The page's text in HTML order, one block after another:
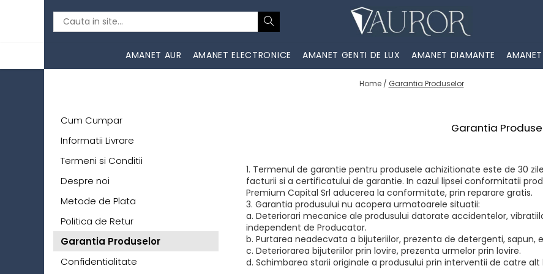
AMANET AUR AMANET ELECTRONICE AMANET GENTI DE LUX AMANET DIAMANTE
Home / Garantia Produselor
Garantia
1. Termenul de garantie pentru produsele achizitionate este de 30
facturii si a certificatului de garantie. In cazul lipsei conformitatii
Premium Capital Srl aducerea la conformitate, prin reparare gratis.
3. Garantia produsului nu acopera urmatoarele situatii:
a. Deteriorari mecanice ale produsului datorate accidentelor,
independent de Producator.
b. Purtarea neadecvata a bijuteriilor, prezenta de detergenti, sapun,
c. Deteriorarea bijuteriilor prin lovire, prezenta urmelor prin lovire.
d. Schimbarea starii originale a produsului prin interventii de catre
Cum Cumpar
Informatii Livrare
Termeni si Conditii
Despre noi
Metode de Plata
Politica de Retur
Garantia Produselor
Confidentialitate